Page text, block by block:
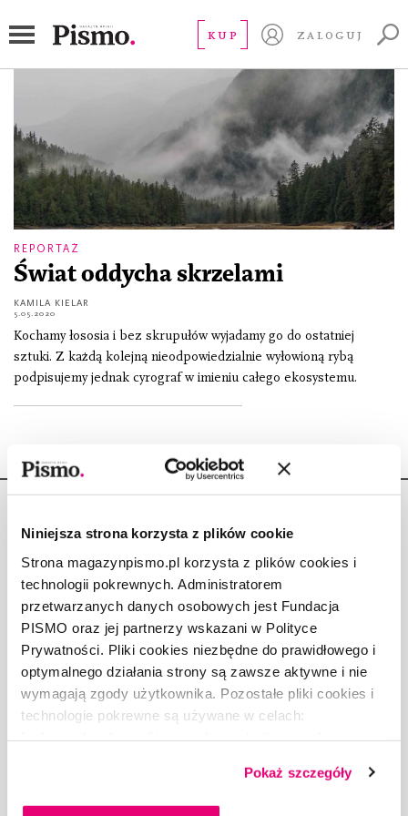
Niniejsza strona korzysta z plików cookie
Strona magazynpismo.pl korzysta z plików cookies i
technologii pokrewnych. Administratorem
przetwarzanych danych osobowych jest Fundacja
PISMO oraz jej partnerzy wskazani w Polityce
Prywatności. Pliki cookies niezbędne do prawidłowego i
optymalnego działania strony są zawsze aktywne i nie
wymagają zgody użytkownika. Pozostałe pliki cookies i
technologie pokrewne są używane w celach:
dobrowolną zgodę na pliki cookies i technologie
pokrewne, zgadzasz się na przechowywanie informacji
Pokaż szczegóły
KUP ZALOGUJ
REPORTAŻ
Świat oddycha skrzelami
KAMILA KIELAR
5.05.2020
Kochamy łososia i bez skrupułów wyjadamy go do ostatniej
sztuki. Z każdą kolejną nieodpowiedzialnie wyłowioną rybą
podpisujemy jednak cyrograf w imieniu całego ekosystemu.
Copyright © Fundacja Pismo
O „PIŚMIE”
ABOUT PISMO
FACT-CHECKING W „PIŚMIE”